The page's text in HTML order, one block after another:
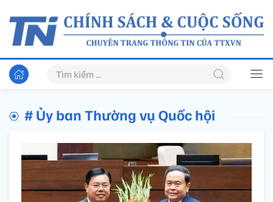
# Ủy ban Thường vụ Quốc hội